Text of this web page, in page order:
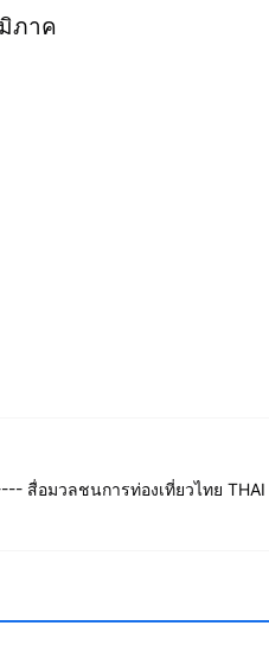
ภาค
สื่อมวลชนการท่องเที่ยวไทย THAI